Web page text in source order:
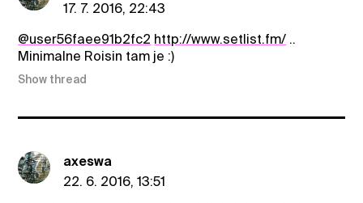
17. 7. 2016, 22:43
@user56faee91b2fc2 http://www.setlist.fm/ ..
Minimalne Roisin tam je :)
Show thread
axeswa
22. 6. 2016, 13:51